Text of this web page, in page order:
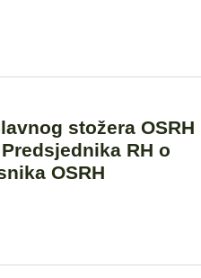
stožera OSRH
RH o
OSRH